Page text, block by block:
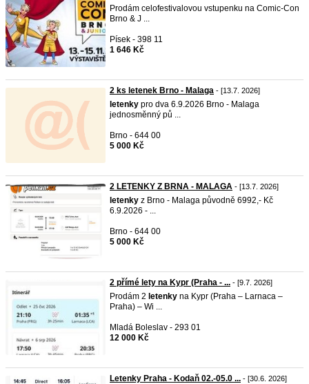
Prodám celofestivalovou vstupenku na Comic-Con
Brno & J ...
Písek - 398 11
1 646 Kč
2 ks letenek Brno - Malaga - [13.7. 2026]
letenky pro dva 6.9.2026 Brno - Malaga
jednosměnný pů ...
Brno - 644 00
5 000 Kč
2 LETENKY Z BRNA - MALAGA - [13.7. 2026]
letenky z Brno - Malaga původně 6992,- Kč
6.9.2026 - ...
Brno - 644 00
5 000 Kč
2 přímé lety na Kypr (Praha - ... - [9.7. 2026]
Prodám 2 letenky na Kypr (Praha – Larnaca –
Praha) – Wi ...
Mladá Boleslav - 293 01
12 000 Kč
Letenky Praha - Kodaň 02.-05.0 ... - [30.6. 2026]